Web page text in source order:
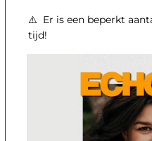
⚠️ Er is een beperkt
tijd!